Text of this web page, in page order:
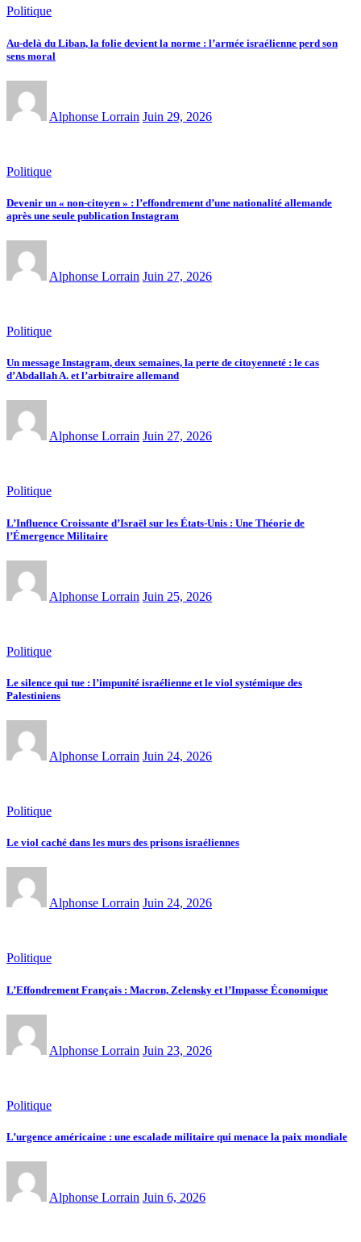
Politique
Au-delà du Liban, la folie devient la norme : l’armée israélienne perd son
sens moral
Alphonse Lorrain Juin 29, 2026
Politique
Devenir un « non-citoyen » : l’effondrement d’une nationalité allemande
après une seule publication Instagram
Alphonse Lorrain Juin 27, 2026
Politique
Un message Instagram, deux semaines, la perte de citoyenneté : le cas
d’Abdallah A. et l’arbitraire allemand
Alphonse Lorrain Juin 27, 2026
Politique
L’Influence Croissante d’Israël sur les États-Unis : Une Théorie de
l’Émergence Militaire
Alphonse Lorrain Juin 25, 2026
Politique
Le silence qui tue : l’impunité israélienne et le viol systémique des
Palestiniens
Alphonse Lorrain Juin 24, 2026
Politique
Le viol caché dans les murs des prisons israéliennes
Alphonse Lorrain Juin 24, 2026
Politique
L’Effondrement Français : Macron, Zelensky et l’Impasse Économique
Alphonse Lorrain Juin 23, 2026
Politique
L’urgence américaine : une escalade militaire qui menace la paix mondiale
Alphonse Lorrain Juin 6, 2026